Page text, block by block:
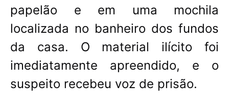
papelão e em uma mochila
localizada no banheiro dos fundos
da casa. O material ilícito foi
imediatamente apreendido, e o
suspeito recebeu voz de prisão.